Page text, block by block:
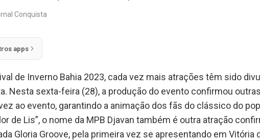
Conquista
apps
de Inverno Bahia 2023, cada vez mais atrações têm sido
Nesta sexta-feira (28), a produção do evento confirmou
ao evento, garantindo a animação dos fãs do clássico do
de Lis”, o nome da MPB Djavan também é outra atração
Gloria Groove, pela primeira vez se apresentando em Vitória